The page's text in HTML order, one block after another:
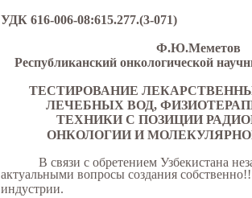
УДК 616-006-08:615.277.(3-071)
Ф.Ю.Меметов
Республиканский онкологической
ТЕСТИРОВАНИЕ
ЛЕЧЕБНЫХ ВОД,
ТЕХНИКИ С ПОЗИЦИИ
ОНКОЛОГИИ И
В связи с обретением Узбекистана
актуальными вопросы создания
индустрии.